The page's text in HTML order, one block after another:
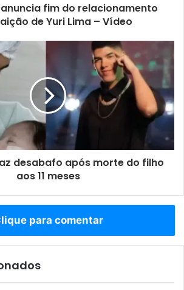
fim do relacionamento
de Yuri Lima – Vídeo
desabafo após morte do filho
aos 11 meses
para comentar